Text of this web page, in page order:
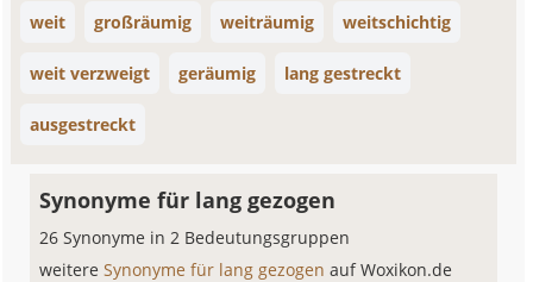
weit großräumig weiträumig weitschichtig
weit verzweigt geräumig lang gestreckt
ausgestreckt
Synonyme für lang gezogen
26 Synonyme in 2 Bedeutungsgruppen
weitereSynonyme für lang gezogenauf Woxikon.de